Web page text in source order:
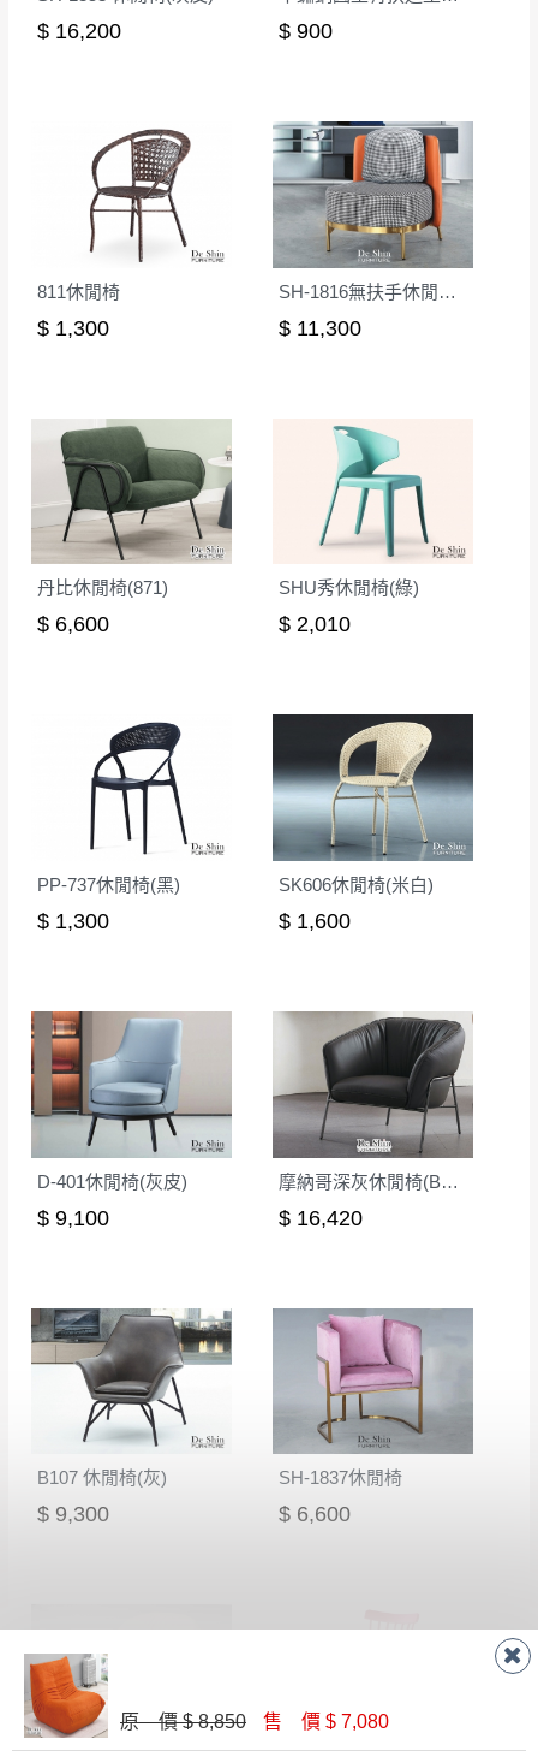
$ 16,200 $ 900
811休閒椅
$ 1,300
SH-1816無扶手休閒椅(後橘色)
$ 11,300
丹比休閒椅(871)
$ 6,600
SHU秀休閒椅(綠)
$ 2,010
PP-737休閒椅(黑)
$ 1,300
SK606休閒椅(米白)
$ 1,600
D-401休閒椅(灰皮)
$ 9,100
摩納哥深灰休閒椅(BC08)
$ 16,420
B107 休閒椅(灰)
$ 9,300
SH-1837休閒椅
$ 6,600
原 價 $ 8,850 售 價 $ 7,080